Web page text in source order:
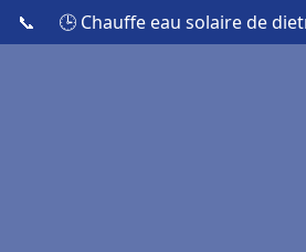
📞 🕒 Chauffe eau solaire de